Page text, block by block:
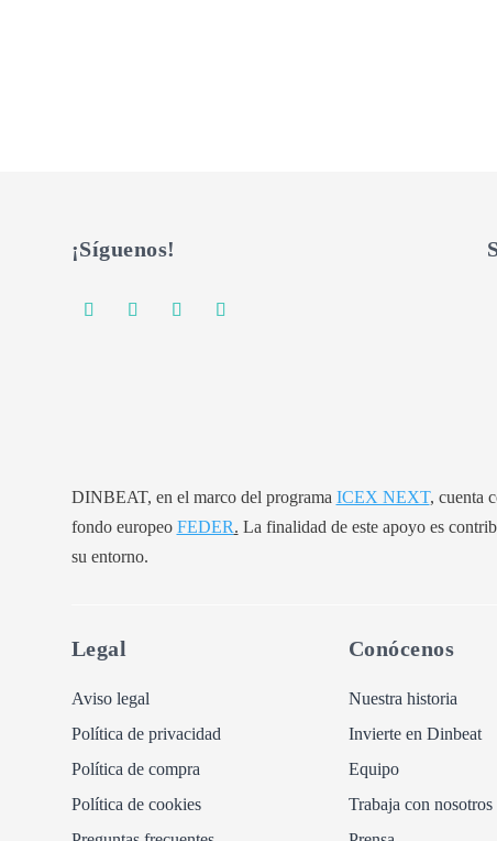
¡Síguenos!
DINBEAT, en el marco del programa ICEX NEXT, cuenta
fondo europeo FEDER. La finalidad de este apoyo es
su entorno.
Legal
Aviso legal
Política de privacidad
Política de compra
Política de cookies
Conócenos
Nuestra historia
Invierte en Dinbeat
Equipo
Trabaja con nosotros